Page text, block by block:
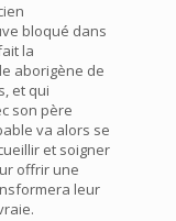
bloqué dans
la
aborigène de
et qui
son père
va alors se
et soigner
offrir une
leur